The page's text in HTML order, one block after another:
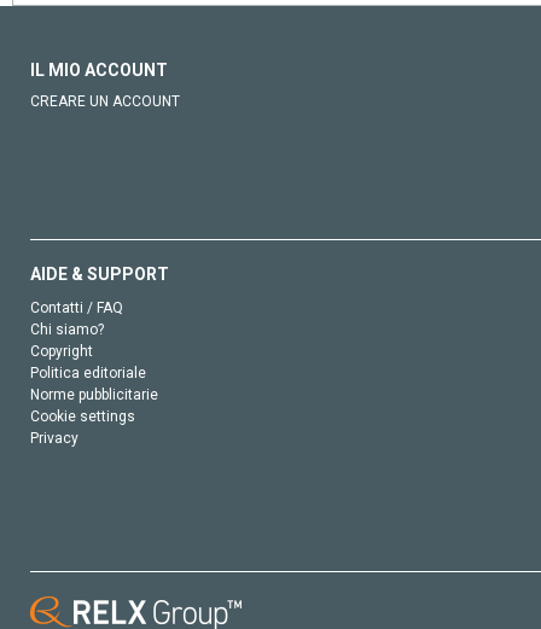
IL MIO ACCOUNT
CREARE UN ACCOUNT
AIDE & SUPPORT
Contatti / FAQ
Chi siamo?
Copyright
Politica editoriale
Norme pubblicitarie
Cookie settings
Privacy